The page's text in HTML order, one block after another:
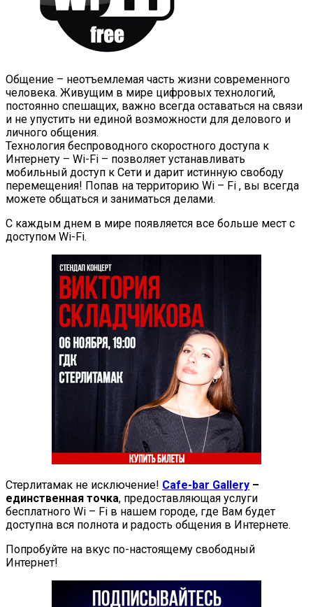
Общение – неотъемлемая часть жизни современного
человека. Живущим в мире цифровых технологий,
постоянно спешащих, важно всегда оставаться на связи
и не упустить ни единой возможности для делового и
личного общения.
Технология беспроводного скоростного доступа к
Интернету – Wi-Fi – позволяет устанавливать
мобильный доступ к Сети и дарит истинную свободу
перемещения! Попав на территорию Wi – Fi , вы всегда
можете общаться и заниматься делами.
С каждым днем в мире появляется все больше мест с
доступом Wi-Fi.
Стерлитамак не исключение! Cafe-bar Gallery –
единственная точка, предоставляющая услуги
бесплатного Wi – Fi в нашем городе, где Вам будет
доступна вся полнота и радость общения в Интернете.
Попробуйте на вкус по-настоящему свободный
Интернет!